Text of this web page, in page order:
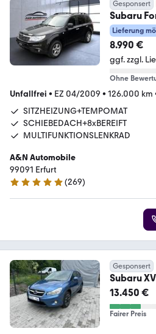
Gesponsert
Subaru
HAND
Lieferung
8.990 €
ggf. zzgl.
Ohne
Unfallfrei • EZ 04/2009 • 126.000 km
SITZHEIZUNG+TEMPOMAT
SCHIEBEDACH+8xBEREIFT
MULTIFUNKTIONSLENKRAD
A&N Automobile
99091 Erfurt
4.9 Sterne
(269)
Gesponsert
Subaru
Kamera/
M
13.450 €
Fairer Preis